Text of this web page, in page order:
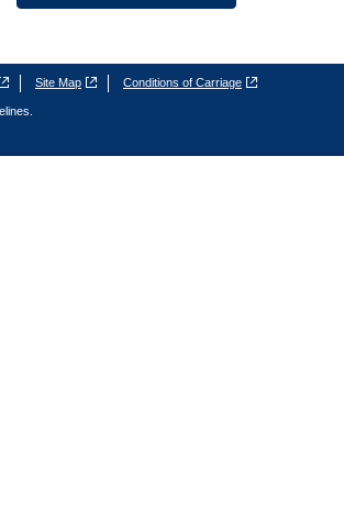
Site Map Conditions of Carriage